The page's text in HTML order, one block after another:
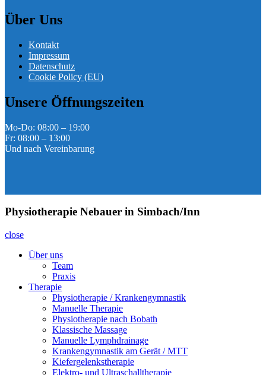
Über Uns
Kontakt
Impressum
Datenschutz
Cookie Policy (EU)
Unsere Öffnungszeiten
Mo-Do: 08:00 – 19:00
Fr: 08:00 – 13:00
Und nach Vereinbarung
Physiotherapie Nebauer in Simbach/Inn
close
Über uns
Team
Praxis
Therapie
Physiotherapie / Krankengymnastik
Manuelle Therapie
Physiotherapie nach Bobath
Klassische Massage
Manuelle Lymphdrainage
Krankengymnastik am Gerät / MTT
Kiefergelenkstherapie
Elektro- und Ultraschalltherapie